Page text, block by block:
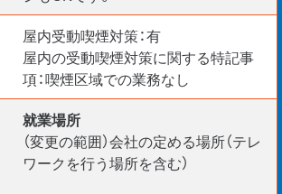
屋内受動喫煙対策：有
屋内の受動喫煙対策に関する特記事
項：喫煙区域での業務なし
就業場所
（変更の範囲）会社の定める場所（テレ
ワークを行う場所を含む）